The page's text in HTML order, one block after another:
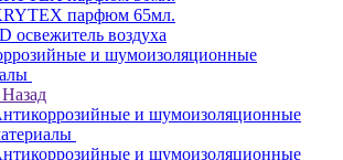
парфюм 65мл.
освежитель воздуха
и шумоизоляционные
Назад
и шумоизоляционные
и шумоизоляционные